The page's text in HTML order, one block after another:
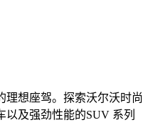
理想座驾。探索沃尔沃时尚
以及强劲性能的SUV 系列